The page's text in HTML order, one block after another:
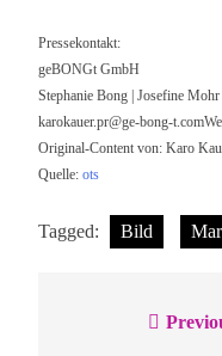
Pressekontakt:
geBONGt GmbH
Stephanie Bong | Josefine
karokauer.pr@ge-bong-
Original-Content von: Karo
Quelle: ots
Tagged: Bild